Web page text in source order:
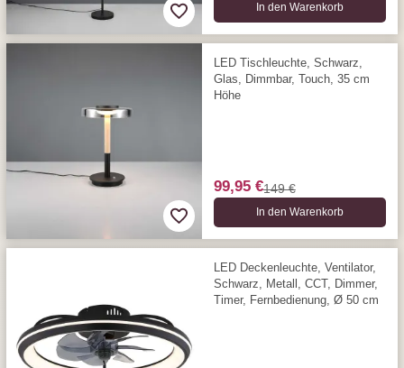
In den Warenkorb
LED Tischleuchte, Schwarz,
Glas, Dimmbar, Touch, 35 cm
Höhe
99,95 €149 €
In den Warenkorb
LED Deckenleuchte, Ventilator,
Schwarz, Metall, CCT, Dimmer,
Timer, Fernbedienung, Ø 50 cm